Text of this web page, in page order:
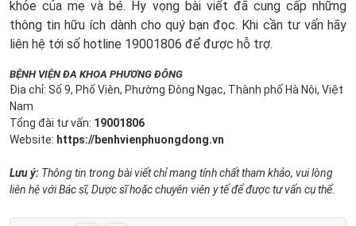
khỏe của mẹ và bé. Hy vọng bài viết đã cung cấp những
thông tin hữu ích dành cho quý bạn đọc. Khi cần tư vấn hãy
liên hệ tới số hotline 19001806 để được hỗ trợ.
BỆNH VIỆN ĐA KHOA PHƯƠNG ĐÔNG
Địa chỉ: Số 9, Phố Viên, Phường Đông Ngạc, Thành phố Hà Nội, Việt
Nam
Tổng đài tư vấn: 19001806
Website: https://benhvienphuongdong.vn
Lưu ý: Thông tin trong bài viết chỉ mang tính chất tham khảo, vui lòng
liên hệ với Bác sĩ, Dược sĩ hoặc chuyên viên y tế để được tư vấn cụ thể.